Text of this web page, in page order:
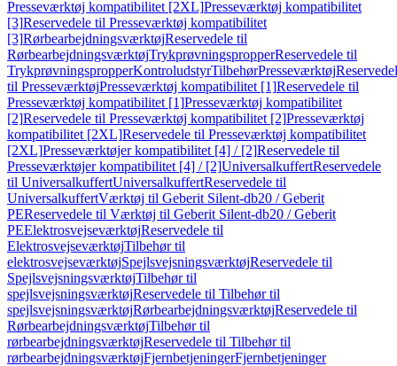
Presseværktøj kompatibilitet [2XL]Presseværktøj kompatibilitet
[3]Reservedele til Presseværktøj kompatibilitet
[3]RørbearbejdningsværktøjReservedele til
RørbearbejdningsværktøjTrykprøvningspropperReservedele til
TrykprøvningspropperKontroludstyrTilbehørPresseværktøj
til PresseværktøjPresseværktøj kompatibilitet [1]Reservedele til
Presseværktøj kompatibilitet [1]Presseværktøj kompatibilitet
[2]Reservedele til Presseværktøj kompatibilitet [2]Presseværktøj
kompatibilitet [2XL]Reservedele til Presseværktøj kompatibilitet
[2XL]Presseværktøjer kompatibilitet [4] / [2]Reservedele til
Presseværktøjer kompatibilitet [4] / [2]UniversalkuffertReservedele
til UniversalkuffertUniversalkuffertReservedele til
UniversalkuffertVærktøj til Geberit Silent-db20 / Geberit
PEReservedele til Værktøj til Geberit Silent-db20 / Geberit
PEElektrosvejseværktøjReservedele til
ElektrosvejseværktøjTilbehør til
elektrosvejseværktøjSpejlsvejsningsværktøjReservedele til
SpejlsvejsningsværktøjTilbehør til
spejlsvejsningsværktøjReservedele til Tilbehør til
spejlsvejsningsværktøjRørbearbejdningsværktøjReservedele til
RørbearbejdningsværktøjTilbehør til
rørbearbejdningsværktøjReservedele til Tilbehør til
rørbearbejdningsværktøjFjernbetjeningerFjernbetjeninger